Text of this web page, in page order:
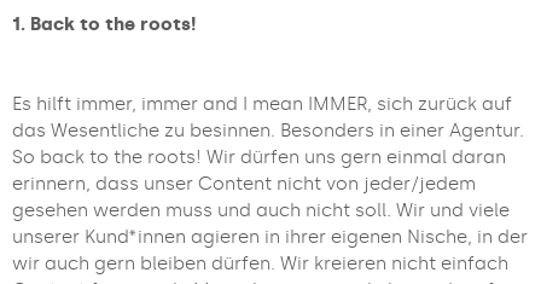
1. Back to the roots!
Es hilft immer, immer and I mean IMMER, sich zurück auf
das Wesentliche zu besinnen. Besonders in einer Agentur.
So back to the roots! Wir dürfen uns gern einmal daran
erinnern, dass unser Content nicht von jeder/jedem
gesehen werden muss und auch nicht soll. Wir und viele
unserer Kund*innen agieren in ihrer eigenen Nische, in der
wir auch gern bleiben dürfen. Wir kreieren nicht einfach